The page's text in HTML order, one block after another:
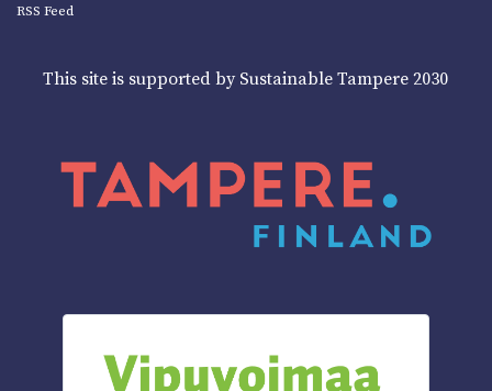
RSS Feed
This site is supported by Sustainable Tampere 2030